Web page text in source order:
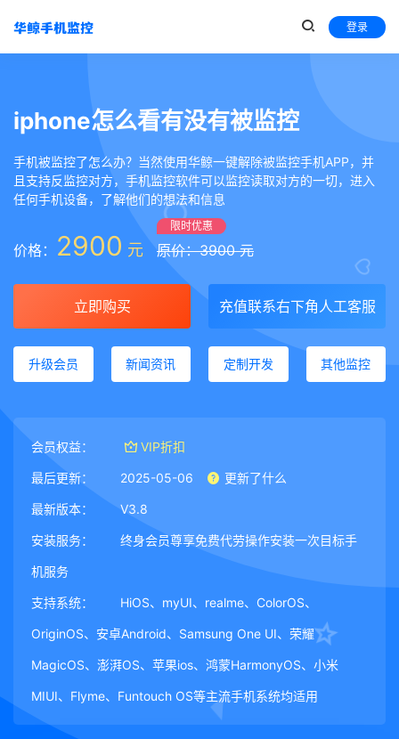
登录
iphone怎么看有没有被监控
手机被监控了怎么办？当然使用华鲸一键解除被监控手机APP，并
且支持反监控对方，手机监控软件可以监控读取对方的一切，进入
任何手机设备，了解他们的想法和信息
价格： 2900 元
限时优惠
原价：3900 元
立即购买 充值联系右下角人工客服
升级会员 新闻资讯 定制开发 其他监控
会员权益： VIP折扣
最后更新： 2025-05-06 更新了什么
最新版本： V3.8
安装服务： 终身会员尊享免费代劳操作安装一次目标手
机服务
支持系统： HiOS、myUI、realme、ColorOS、
OriginOS、安卓Android、Samsung One UI、荣耀
MagicOS、澎湃OS、苹果ios、鸿蒙HarmonyOS、小米
MIUI、Flyme、Funtouch OS等主流手机系统均适用